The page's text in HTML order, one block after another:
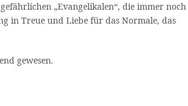
„Evangelikalen“, die immer noch
in Treue und Liebe für das Normale, das
gewesen.